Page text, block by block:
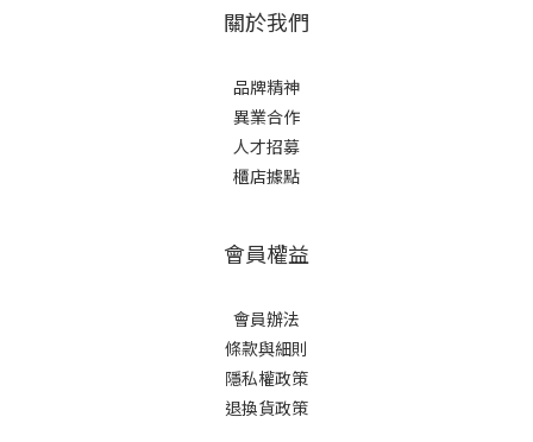
關於我們
品牌精神
異業合作
人才招募
櫃店據點
會員權益
會員辦法
條款與細則
隱私權政策
退換貨政策